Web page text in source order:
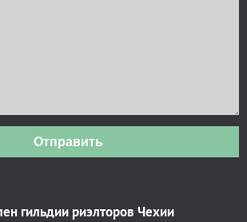
Отправить
гильдии риэлторов Чехии